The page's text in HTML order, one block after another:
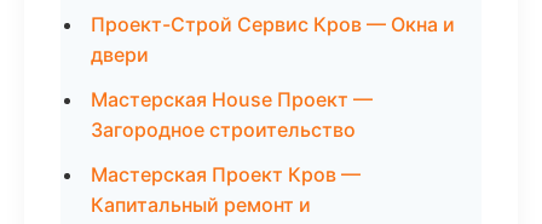
Проект-Строй Сервис Кров — Окна и
двери
Мастерская House Проект —
Загородное строительство
Мастерская Проект Кров —
Капитальный ремонт и